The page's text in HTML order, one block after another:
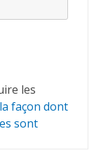
les
façon dont
sont